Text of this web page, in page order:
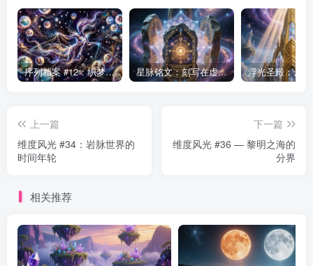
序列档案 #12：织梦者——第七序列的编织者 星脉铭文：刻写在虚空中的永恒律法
上一篇
维度风光 #34：岩脉世界的
时间年轮
下一篇
维度风光 #36 — 黎明之海的
分界
相关推荐